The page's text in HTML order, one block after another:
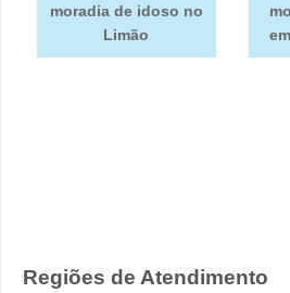
moradia de idoso no
Limão
Regiões de Atendimento